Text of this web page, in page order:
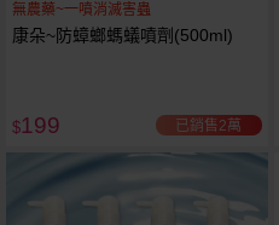
無農藥~一噴消滅害蟲
康朵~防蟑螂螞蟻噴劑(500ml)
$199 已銷售2萬